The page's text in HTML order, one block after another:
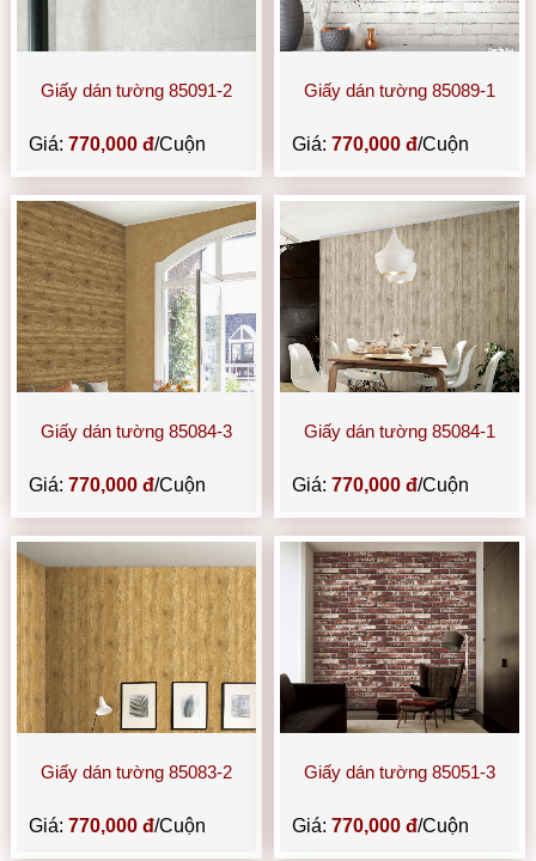
Giấy dán tường 85091-2
Giá:770,000 đ/Cuộn
Giấy dán tường 85089-1
Giá: 770,000 đ/Cuộn
Giấy dán tường 85084-3
Giá:770,000 đ/Cuộn
Giấy dán tường 85084-1
Giá: 770,000 đ/Cuộn
Giấy dán tường 85083-2
Giá:770,000 đ/Cuộn
Giấy dán tường 85051-3
Giá: 770,000 đ/Cuộn